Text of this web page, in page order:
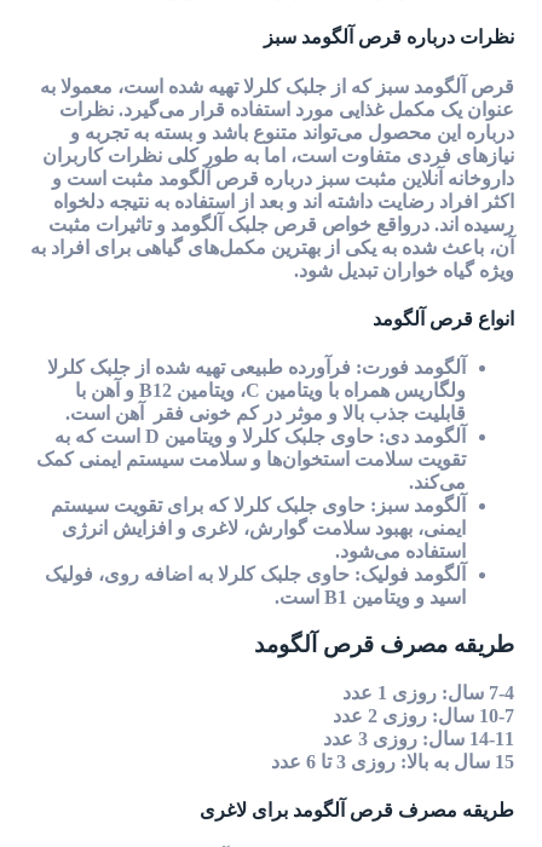
نظرات درباره قرص آلگومد سبز
قرص آلگومد سبز که از جلبک کلرلا تهیه شده است، معمولا به
عنوان یک مکمل غذایی مورد استفاده قرار می‌گیرد. نظرات
درباره این محصول می‌تواند متنوع باشد و بسته به تجربه و
نیازهای فردی متفاوت است، اما به طور کلی نظرات کاربران
داروخانه آنلاین مثبت سبز درباره قرص آلگومد مثبت است و
اکثر افراد رضایت داشته اند و بعد از استفاده به نتیجه دلخواه
رسیده اند. درواقع خواص قرص جلبک آلگومد و تاثیرات مثبت
آن، باعث شده به یکی از بهترین مکمل‌های گیاهی برای افراد به
ویژه گیاه خواران تبدیل شود.
انواع قرص آلگومد
آلگومد فورت: فرآورده طبیعی تهیه شده از جلبک کلرلا
ولگاریس همراه با ویتامین C، ویتامین B12 و آهن با
قابلیت جذب بالا و موثر در کم خونی فقر آهن است.
آلگومد دی: حاوی جلبک کلرلا و ویتامین D است که به
تقویت سلامت استخوان‌ها و سلامت سیستم ایمنی کمک
می‌کند.
آلگومد سبز: حاوی جلبک کلرلا که برای تقویت سیستم
ایمنی، بهبود سلامت گوارش، لاغری و افزایش انرژی
استفاده می‌شود.
آلگومد فولیک: حاوی جلبک کلرلا به اضافه روی، فولیک
اسید و ویتامین B1 است.
طریقه مصرف قرص آلگومد
7-4 سال: روزی 1 عدد
10-7 سال: روزی 2 عدد
14-11 سال: روزی 3 عدد
15 سال به بالا: روزی 3 تا 6 عدد
طریقه مصرف قرص آلگومد برای لاغری